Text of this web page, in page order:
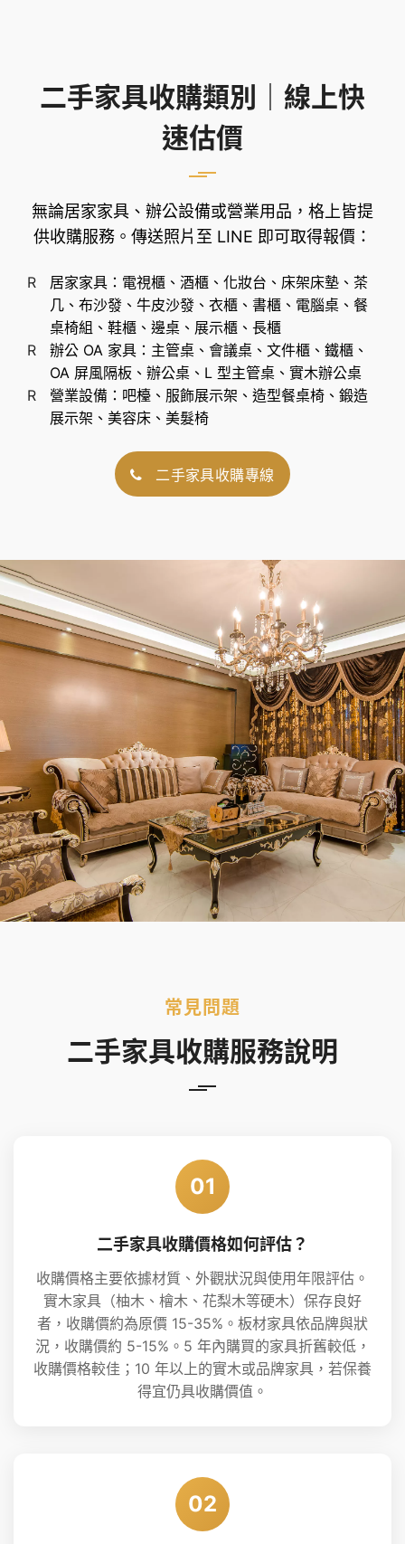
二手家具收購類別｜線上快
速估價
無論居家家具、辦公設備或營業用品，格上皆提
供收購服務。傳送照片至 LINE 即可取得報價：
居家家具：電視櫃、酒櫃、化妝台、床架床墊、茶
几、布沙發、牛皮沙發、衣櫃、書櫃、電腦桌、餐
桌椅組、鞋櫃、邊桌、展示櫃、長櫃
辦公 OA 家具：主管桌、會議桌、文件櫃、鐵櫃、
OA 屏風隔板、辦公桌、L 型主管桌、實木辦公桌
營業設備：吧檯、服飾展示架、造型餐桌椅、鍛造
展示架、美容床、美髮椅
二手家具收購專線
常見問題
二手家具收購服務說明
01
二手家具收購價格如何評估？
收購價格主要依據材質、外觀狀況與使用年限評估。
實木家具（柚木、檜木、花梨木等硬木）保存良好
者，收購價約為原價 15-35%。板材家具依品牌與狀
況，收購價約 5-15%。5 年內購買的家具折舊較低，
收購價格較佳；10 年以上的實木或品牌家具，若保養
得宜仍具收購價值。
02